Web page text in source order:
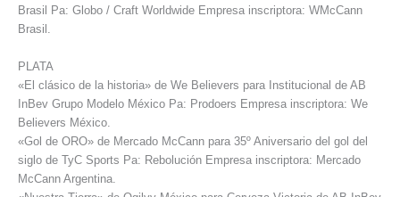
Brasil Pa: Globo / Craft Worldwide Empresa inscriptora: WMcCann
Brasil.
PLATA
«El clásico de la historia» de We Believers para Institucional de AB
InBev Grupo Modelo México Pa: Prodoers Empresa inscriptora: We
Believers México.
«Gol de ORO» de Mercado McCann para 35º Aniversario del gol del
siglo de TyC Sports Pa: Rebolución Empresa inscriptora: Mercado
McCann Argentina.